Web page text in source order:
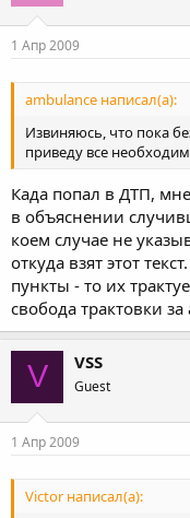
1 Апр 2009
ambulance написал(а):
Извиняюсь, что пока
приведу все
Када попал в ДТП,
в объяснении
коем случае не
откуда взят этот
пункты - то их
свобода трактовки
V VSS
Guest
1 Апр 2009
Victor написал(а):